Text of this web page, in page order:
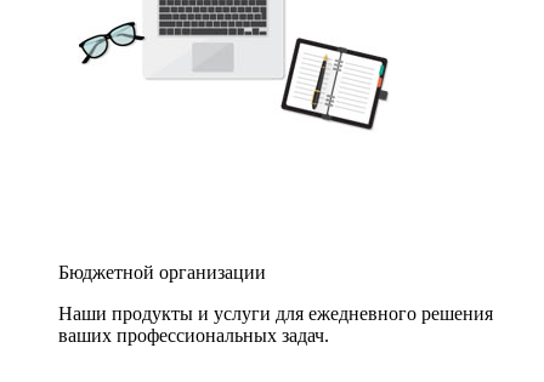
Бюджетной организации
Наши продукты и услуги для ежедневного решения
ваших профессиональных задач.